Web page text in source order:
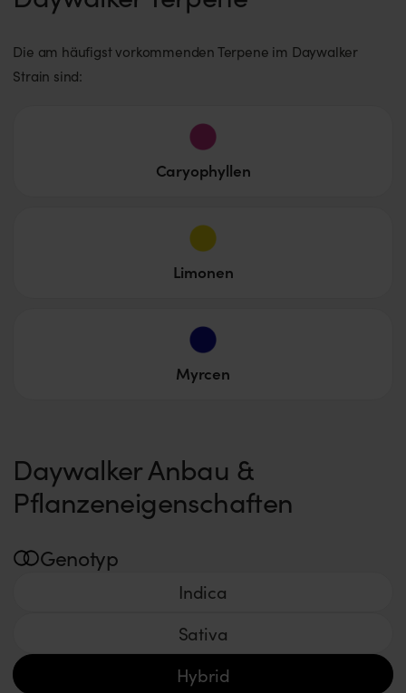
Die am häufigst vorkommenden Terpene im Daywalker
Strain sind:
Caryophyllen
Limonen
Myrcen
Daywalker Anbau &
Pflanzeneigenschaften
Genotyp
Indica
Sativa
Hybrid